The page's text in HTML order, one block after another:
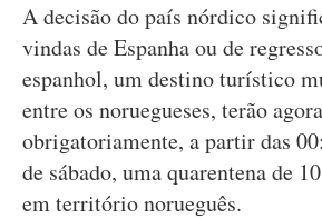
A decisão do país nórdico
vindas de Espanha ou de
espanhol, um destino turístico
entre os noruegueses, terão
obrigatoriamente, a partir das
de sábado, uma quarentena de
em território norueguês.